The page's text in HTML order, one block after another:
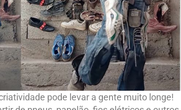
pode levar a gente muito longe!